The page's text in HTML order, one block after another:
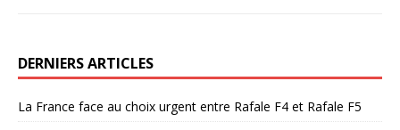
DERNIERS ARTICLES
La France face au choix urgent entre Rafale F4 et Rafale F5